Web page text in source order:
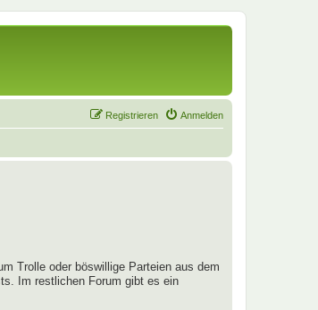
Anmelden
Registrieren
Trolle oder böswillige Parteien aus dem
Im restlichen Forum gibt es ein